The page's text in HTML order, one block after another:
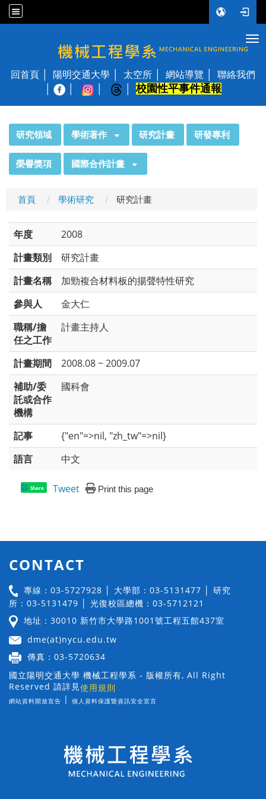
國立陽明交通大學 機械工程學系
回首頁 陽明交通大學 太空所 網站導覽
聯絡我們
校園性平事件通報
研究領域 學術著作 研究計畫 研發專利
榮譽獎項 國際合作計畫
首頁 學術研究 研究計畫
年度
2008
計畫類別
研究計畫
計畫名稱
加勁複合材料板的揚聲特性研究
參與人
金大仁
職稱/擔
任之工作
計畫主持人
計畫期間
2008.08 ~ 2009.07
補助/委
託或合作
機構
國科會
記事
{"en"=>nil, "zh_tw"=>nil}
語言
中文
Share Tweet Print this page
CONTACT
專線：03-5727928 │ 大學部：03-5131477 │ 研究
所：03-5131479 │ 光復校區總機：03-5712121
地址：30010 新竹市大學路1001號工程五館437室
dme(at)nycu.edu.tw
傳真：03-5720634
國立陽明交通大學 機械工程學系 - 版權所有, All Right
Reserved 請詳見使用規則
網站資料開放宣告 | 個人資料保護暨資訊安全宣言